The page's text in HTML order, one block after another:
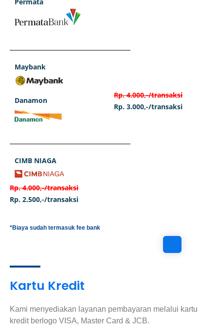
Maybank
Danamon
Rp. 4.000,-/transaksi
Rp. 3.000,-/transaksi
CIMB NIAGA
Rp. 4.000,-/transaksi
Rp. 2.500,-/transaksi
*Biaya sudah termasuk fee bank
Kartu Kredit
Kami menyediakan layanan pembayaran melalui kartu
kredit berlogo VISA, Master Card & JCB.